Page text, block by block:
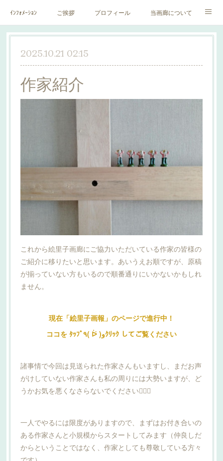
ｲﾝﾌｫﾒｰｼｮﾝ ご挨拶 プロフィール 当画廊について
作家一覧 絵里子画報
2025.10.21 02:15
作家紹介
これから絵里子画廊にご協力いただいている作家の皆様の
ご紹介に移りたいと思います。あいうえお順ですが、原稿
が揃っていない方もいるので順番通りにいかないかもしれ
ません。
現在「絵里子画報」のページで進行中！
ココを ﾀｯﾌﾟ٩( ᐖ )وｸﾘｯｸ してご覧ください
諸事情で今回は見送られた作家さんもいますし、まだお声
がけしていない作家さんも私の周りには大勢いますが、ど
うかお気を悪くなさらないでください🙇🏻‍♀️
一人でやるには限度がありますので、まずはお付き合いの
ある作家さんと小規模からスタートしてみます（仲良しだ
からということではなく、作家としても尊敬している方々